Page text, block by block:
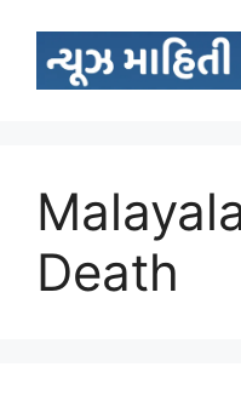
content
Death